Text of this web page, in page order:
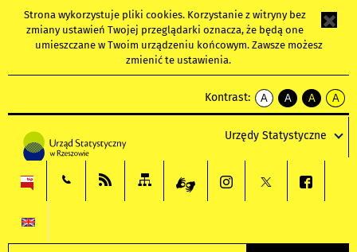
Strona wykorzystuje pliki cookies. Korzystanie z witryny bez
zmiany ustawień Twojej przeglądarki oznacza, że będą one
umieszczane w Twoim urządzeniu końcowym. Zawsze możesz
zmienić te ustawienia.
Kontrast:
A
kontrast
A
kontrast
tekst
czarnym
A
kontrast
tekst
czarnym
A
tekst
żółtym
Urzędy Statystyczne